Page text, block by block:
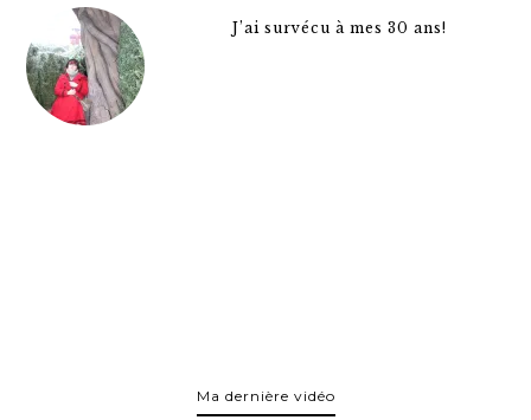
J’ai survécu à mes 30 ans!
Ma dernière vidéo